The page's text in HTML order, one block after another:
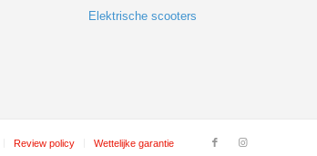
Elektrische scooters
Review policy Wettelijke garantie